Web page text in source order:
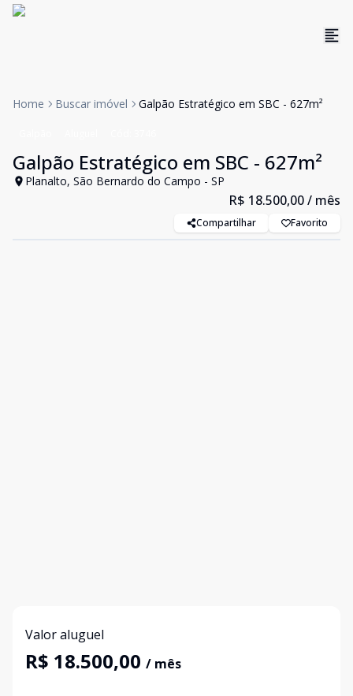
Home Buscar imóvel Galpão Estratégico em SBC - 627m²
Galpão Estratégico em SBC - 627m²
Planalto, São Bernardo do Campo - SP
R$ 18.500,00/ mês
Compartilhar Favorito
Valor aluguel
R$ 18.500,00 / mês